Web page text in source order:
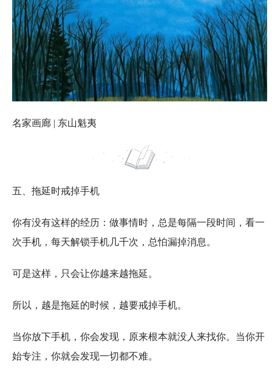
名家画廊 | 东山魁夷
五、拖延时戒掉手机
你有没有这样的经历：做事情时，总是每隔一段时间，看一
次手机，每天解锁手机几千次，总怕漏掉消息。
可是这样，只会让你越来越拖延。
所以，越是拖延的时候，越要戒掉手机。
当你放下手机，你会发现，原来根本就没人来找你。当你开
始专注，你就会发现一切都不难。